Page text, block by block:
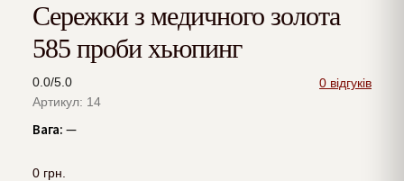
Сережки з медичного золота
585 проби хьюпинг
0.0/5.0
0 відгуків
Артикул: 14
Вага: —
0 грн.